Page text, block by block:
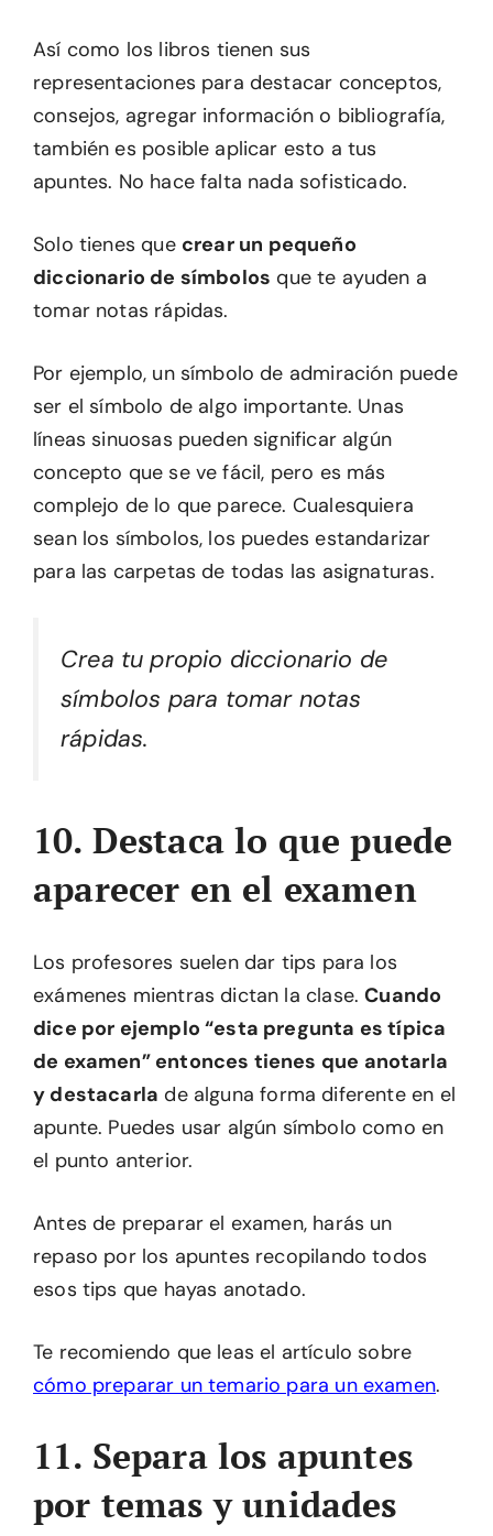
Así como los libros tienen sus
representaciones para destacar conceptos,
consejos, agregar información o bibliografía,
también es posible aplicar esto a tus
apuntes. No hace falta nada sofisticado.
Solo tienes que crear un pequeño
diccionario de símbolos que te ayuden a
tomar notas rápidas.
Por ejemplo, un símbolo de admiración puede
ser el símbolo de algo importante. Unas
líneas sinuosas pueden significar algún
concepto que se ve fácil, pero es más
complejo de lo que parece. Cualesquiera
sean los símbolos, los puedes estandarizar
para las carpetas de todas las asignaturas.
Crea tu propio diccionario de
símbolos para tomar notas
rápidas.
10. Destaca lo que puede
aparecer en el examen
Los profesores suelen dar tips para los
exámenes mientras dictan la clase.Cuando
dice por ejemplo “esta pregunta es típica
de examen” entonces tienes que anotarla
y destacarla de alguna forma diferente en el
apunte. Puedes usar algún símbolo como en
el punto anterior.
Antes de preparar el examen, harás un
repaso por los apuntes recopilando todos
esos tips que hayas anotado.
Te recomiendo que leas el artículo sobre
cómo preparar un temario para un examen.
11. Separa los apuntes
por temas y unidades